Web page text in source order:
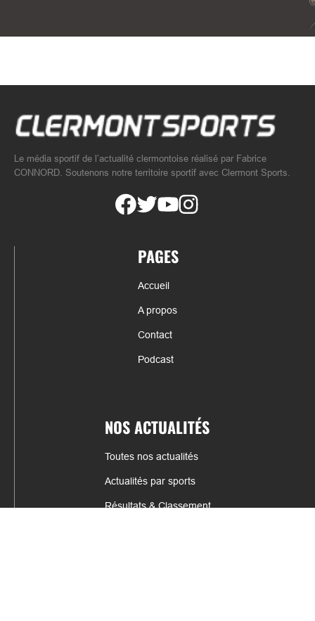
Le média sportif de l’actualité clermontoise réalisé par Fabrice
CONNORD. Soutenons notre territoire sportif avec Clermont Sports.
PAGES
Accueil
A propos
Contact
Podcast
NOS ACTUALITÉS
Toutes nos actualités
Actualités par sports
Résultats & Classement